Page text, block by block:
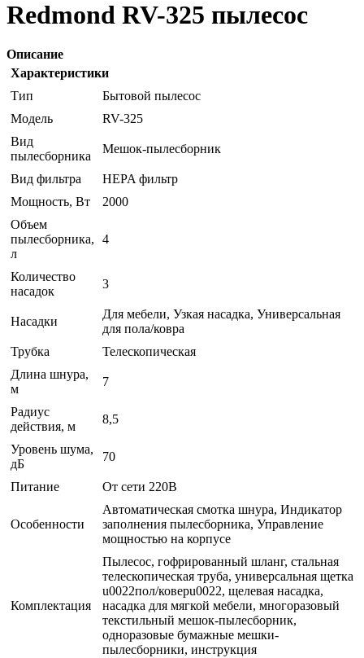
Redmond RV-325 пылесос
Описание
Характеристики
Тип
Бытовой пылесос
Модель
RV-325
Вид
пылесборника
Мешок-пылесборник
Вид фильтра
HEPA фильтр
Мощность, Вт
2000
Объем
пылесборника,
л
4
Количество
насадок
3
Насадки
Для мебели, Узкая насадка, Универсальная
для пола/ковра
Трубка
Телескопическая
Длина шнура,
м
7
Радиус
действия, м
8,5
Уровень шума,
дБ
70
Питание От сети 220В
Особенности
Автоматическая смотка шнура, Индикатор
заполнения пылесборника, Управление
мощностью на корпусе
Комплектация
Пылесос, гофрированный шланг, стальная
телескопическая труба, универсальная щетка
u0022пол/коверu0022, щелевая насадка,
насадка для мягкой мебели, многоразовый
текстильный мешок-пылесборник,
одноразовые бумажные мешки-
пылесборники, инструкция